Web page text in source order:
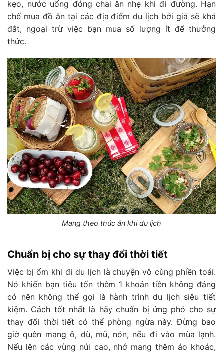
kẹo, nước uống đóng chai ăn nhẹ khi đi đường. Hạn
chế mua đồ ăn tại các địa điểm du lịch bởi giá sẽ khá
đắt, ngoại trừ việc bạn mua số lượng ít để thưởng
thức.
Mang theo thức ăn khi du lịch
Chuẩn bị cho sự thay đổi thời tiết
Việc bị ốm khi đi du lịch là chuyện vô cùng phiền toái.
Nó khiến bạn tiêu tốn thêm 1 khoản tiền không đáng
có nên không thể gọi là hành trình du lịch siêu tiết
kiệm. Cách tốt nhất là hãy chuẩn bị ứng phó cho sự
thay đổi thời tiết có thể phòng ngừa này. Đừng bao
giờ quên mang ô, dù, mũ, nón, nếu đi vào mùa lạnh.
Nếu lên các vùng núi cao, nhớ mang thêm áo khoác,